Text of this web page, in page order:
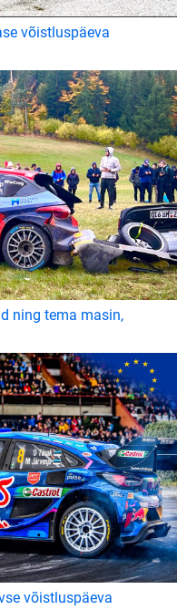
võistluspäeva
ning tema masin,
võistluspäeva